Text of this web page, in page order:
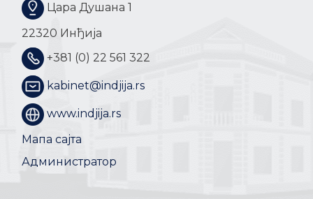
Цара Душана 1
22320 Инђија
+381 (0) 22 561 322
kabinet@indjija.rs
www.indjija.rs
Мапа сајта
Администратор